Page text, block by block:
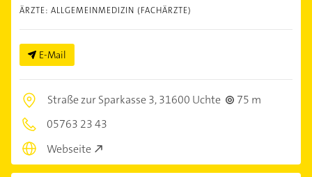
ÄRZTE: ALLGEMEINMEDIZIN (FACHÄRZTE)
E-Mail
Straße zur Sparkasse 3,31600 Uchte
75 m
05763 23 43
Webseite